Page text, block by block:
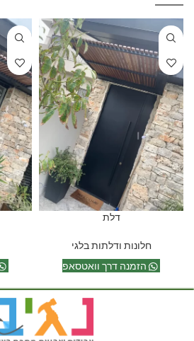
דלת
חלונות ודלתות בלגי
הזמנה דרך וואטסאפ